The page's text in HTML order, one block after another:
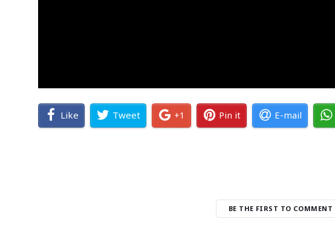
Like Tweet +1 Pin it E-mail
BE THE FIRST TO COMMENT